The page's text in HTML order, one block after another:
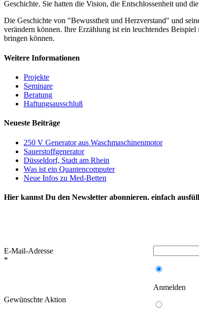
Geschichte. Sie hatten die Vision, die Entschlossenheit und
Die Geschichte von "Bewusstheit und Herzverstand" und
verändern können. Ihre Erzählung ist ein leuchtendes
bringen können.
Weitere Informationen
Projekte
Seminare
Beratung
Haftungsausschluß
Neueste Beiträge
250 V Generator aus Waschmaschinenmotor
Sauerstoffgenerator
Düsseldorf, Stadt am Rhein
Was ist ein Quantencomputer
Neue Infos zu Med-Betten
Hier kannst Du den Newsletter abonnieren. einfach
E-Mail-Adresse
*
Gewünschte Aktion
Anmelden